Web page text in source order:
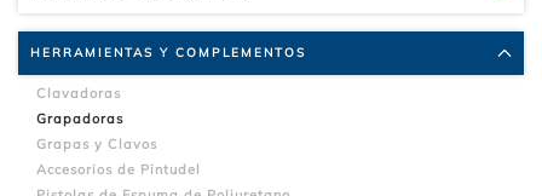
HERRAMIENTAS Y COMPLEMENTOS
Clavadoras
Grapadoras
Grapas y Clavos
Accesorios de Pintudel